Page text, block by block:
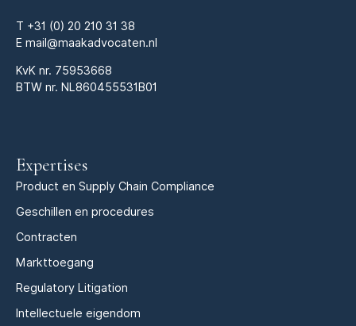
T +31 (0) 20 210 31 38
E mail@maakadvocaten.nl
KvK nr. 75953668
BTW nr. NL860455531B01
Expertises
Product en Supply Chain Compliance
Geschillen en procedures
Contracten
Markttoegang
Regulatory Litigation
Intellectuele eigendom